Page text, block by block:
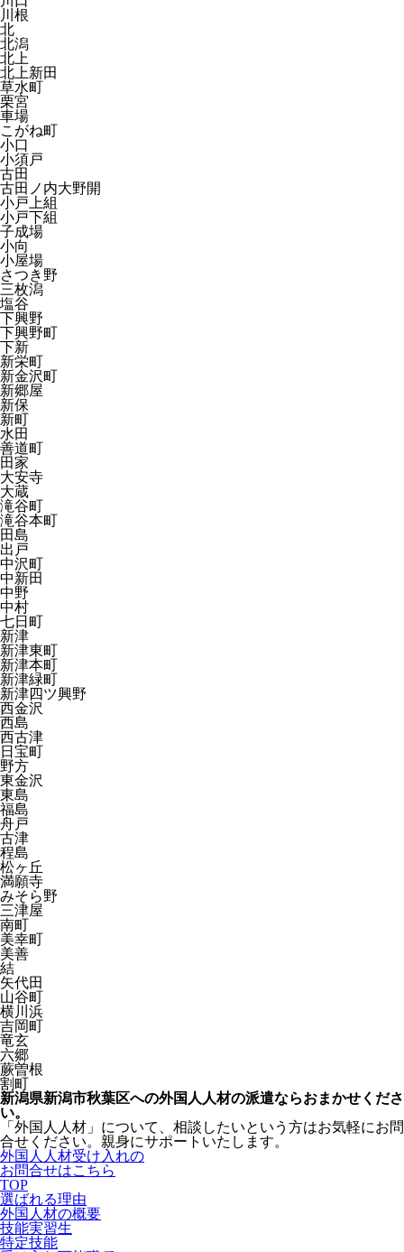
川根
北
北潟
北上
北上新田
草水町
栗宮
車場
こがね町
小口
小須戸
古田
古田ノ内大野開
小戸上組
小戸下組
子成場
小向
小屋場
さつき野
三枚潟
塩谷
下興野
下興野町
下新
新栄町
新金沢町
新郷屋
新保
新町
水田
善道町
田家
大安寺
大蔵
滝谷町
滝谷本町
田島
出戸
中沢町
中新田
中野
中村
七日町
新津
新津東町
新津本町
新津緑町
新津四ツ興野
西金沢
西島
西古津
日宝町
野方
東金沢
東島
福島
舟戸
古津
程島
松ヶ丘
満願寺
みそら野
三津屋
南町
美幸町
美善
結
矢代田
山谷町
横川浜
吉岡町
竜玄
六郷
蕨曽根
割町
新潟県新潟市秋葉区への外国人人材の派遣ならおまかせくださ
い。
「外国人人材」について、相談したいという方はお気軽にお問
合せください。親身にサポートいたします。
外国人人材受け入れの
お問合せはこちら
TOP
選ばれる理由
外国人材の概要
技能実習生
特定技能